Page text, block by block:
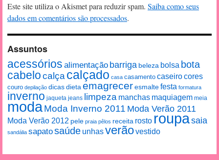
Este site utiliza o Akismet para reduzir spam. Saiba como seus
dados em comentários são processados.
Assuntos
acessórios alimentação barriga beleza bolsa bota
cabelocalça calçado casa casamento caseirocores
couro depilação dicas dieta emagreceresmaltefesta formatura
inverno jaqueta jeans limpeza manchas maquiagem meia
modaModa Inverno 2011 Moda Verão 2011
Moda Verão 2012 pele praia pêlos receita rosto roupasaia
sandália sapatosaúde unhasverãovestido